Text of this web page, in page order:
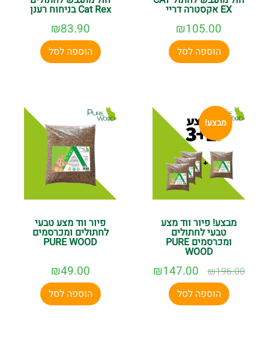
EX אקסטרה דריי
₪105.00
הוספה לסל
Cat Rex בניחוח רענן
₪83.90
הוספה לסל
מבצע!
מבצע! פיור ווד מצע
טבעי לחתולים
ומכרסמים PURE
WOOD
₪196.00
₪147.00
הוספה לסל
פיור ווד מצע טבעי
לחתולים ומכרסמים
PURE WOOD
₪49.00
הוספה לסל